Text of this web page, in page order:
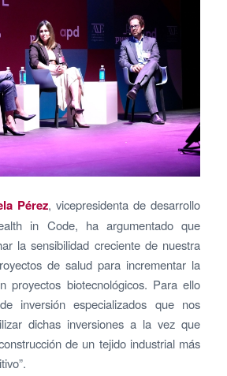
Pérez, vicepresidenta de desarrollo
in Code, ha argumentado que
la sensibilidad creciente de nuestra
de salud para incrementar la
proyectos biotecnológicos. Para ello
inversión especializados que nos
dichas inversiones a la vez que
de un tejido industrial más